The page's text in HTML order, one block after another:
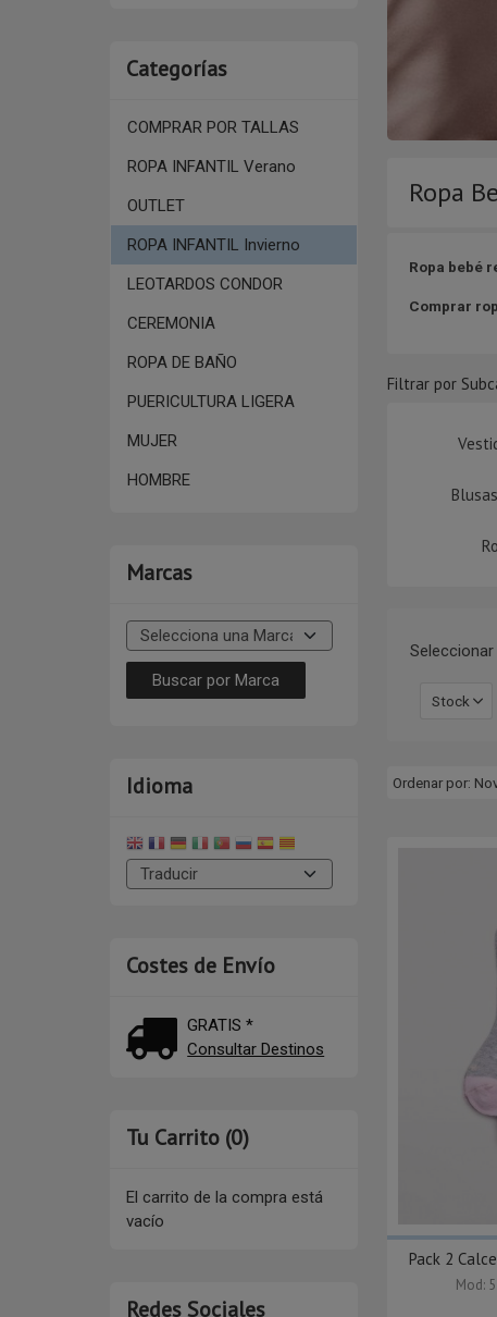
Categorías
COMPRAR POR TALLAS
ROPA INFANTIL Verano
OUTLET
ROPA INFANTIL Invierno
LEOTARDOS CONDOR
CEREMONIA
ROPA DE BAÑO
PUERICULTURA LIGERA
MUJER
HOMBRE
Marcas
Idioma
Costes de Envío
GRATIS *
Consultar Destinos
Tu Carrito (0)
El carrito de la compra está
vacío
Redes Sociales
Ropa
Ropa bebé
Comprar
Filtrar por
Stock
Ordenar por:
Pack 2
Mod: